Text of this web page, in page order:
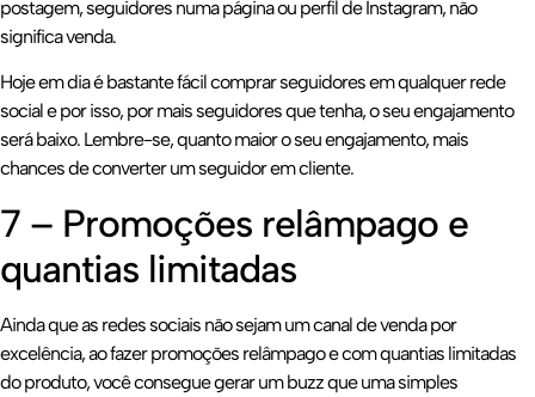
postagem, seguidores numa página ou perfil de Instagram, não
significa venda.
Hoje em dia é bastante fácil comprar seguidores em qualquer rede
social e por isso, por mais seguidores que tenha, o seu engajamento
será baixo. Lembre-se, quanto maior o seu engajamento, mais
chances de converter um seguidor em cliente.
7 – Promoções relâmpago e
quantias limitadas
Ainda que as redes sociais não sejam um canal de venda por
excelência, ao fazer promoções relâmpago e com quantias limitadas
do produto, você consegue gerar um buzz que uma simples